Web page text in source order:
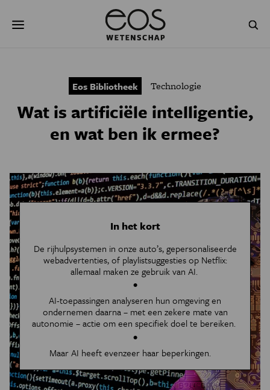
naar
GEZONDHEID RUIMTE
GESCHIEDENIS
PODCAST AGENDA
Eos Bibliotheek Technologie
Wat is artificiële intelligentie,
en wat ben ik ermee?
In het kort
De rijhulpsystemen in onze auto’s, gepersonaliseerde
webadvertenties, of playlistsuggesties op Netflix:
allemaal maken ze gebruik van AI.
AI-toepassingen analyseren hun omgeving en
ondernemen daarna – met een zekere mate van
autonomie – actie om een specifiek doel te bereiken.
Maar AI heeft evenzeer haar beperkingen.